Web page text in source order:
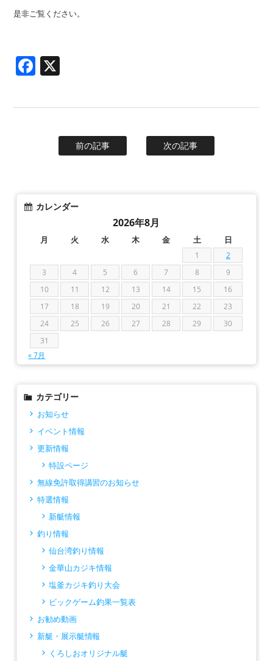
是非ご覧ください。
Facebook
前の記事 次の記事
カレンダー
2026年8月
月 火 水 木 金 土 日
1
2
3
4 5 6 7 8
9
10
11 12 13 14 15
16
17
18 19 20 21 22
23
24
25 26 27 28 29
30
31
« 7月
カテゴリー
お知らせ
イベント情報
更新情報
特設ページ
無線免許取得講習のお知らせ
特選情報
新艇情報
釣り情報
仙台湾釣り情報
金華山カジキ情報
塩釜カジキ釣り大会
ビックゲーム釣果一覧表
お勧め動画
新艇・展示艇情報
くろしおオリジナル艇